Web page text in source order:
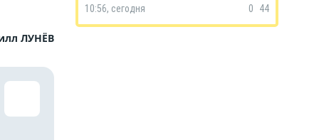
ЛУНЁВ
10:56, сегодня
0 44